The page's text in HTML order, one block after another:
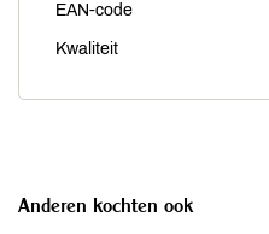
EAN-code
Kwaliteit
Anderen kochten ook